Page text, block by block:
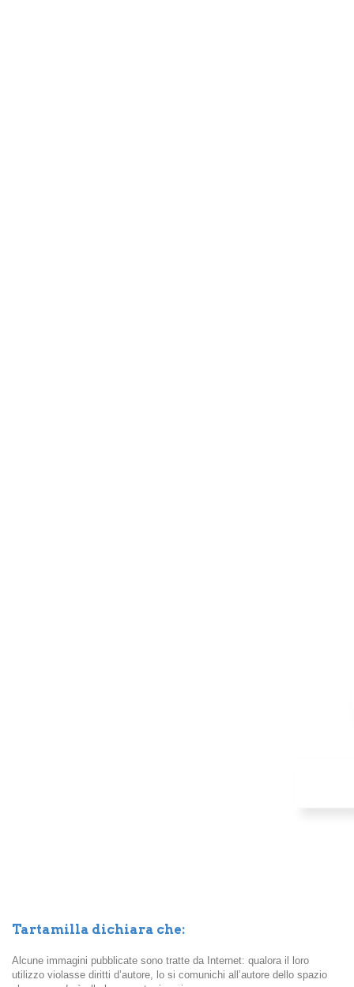
Tartamilla dichiara che:
Alcune immagini pubblicate sono tratte da Internet: qualora il loro
utilizzo violasse diritti d’autore, lo si comunichi all’autore dello spazio